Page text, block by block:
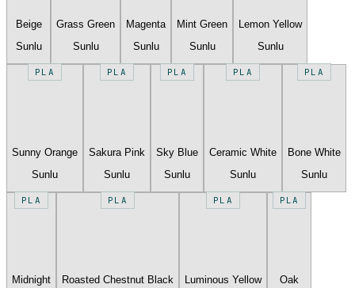
Beige
Sunlu
Grass Green
Sunlu
Magenta
Sunlu
Mint Green
Sunlu
Lemon Yellow
Sunlu
PLA
Sunny Orange
Sunlu
PLA
Sakura Pink
Sunlu
PLA
Sky Blue
Sunlu
PLA
Ceramic White
Sunlu
PLA
Bone White
Sunlu
PLA
Midnight
PLA
Roasted Chestnut Black
PLA
Luminous Yellow
PLA
Oak